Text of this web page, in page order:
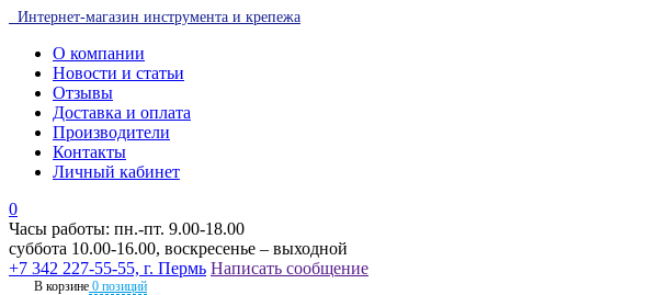
Интернет-магазин инструмента и крепежа
О компании
Новости и статьи
Отзывы
Доставка и оплата
Производители
Контакты
Личный кабинет
0
Часы работы: пн.-пт. 9.00-18.00
суббота 10.00-16.00, воскресенье – выходной
+7 342 227-55-55, г. Пермь Написать сообщение
В корзине 0 позиций